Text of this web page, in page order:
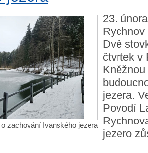
zachování Ivanského jezera
23.
Rychnov
Dvě
čtvrtek v
jezera.
Povodí
jezero